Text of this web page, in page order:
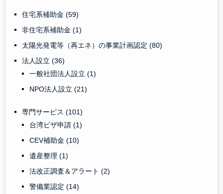
住宅系補助金(59)
非住宅系補助金(1)
太陽光発電等（再エネ）の事業計画認定(80)
法人設立(36)
一般社団法人設立(1)
NPO法人設立(21)
専門サービス(101)
台湾ビザ申請(1)
CEV補助金(10)
遺産整理(1)
法改正調査＆アラート(2)
警備業認定(14)